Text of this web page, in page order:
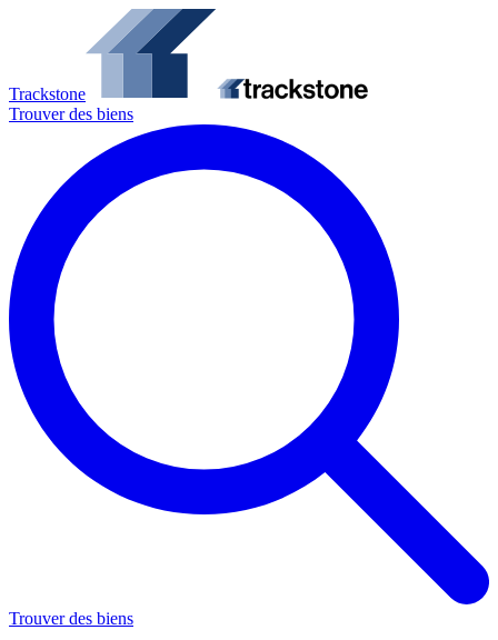
Trackstone
Trouver des biens
Trouver des biens